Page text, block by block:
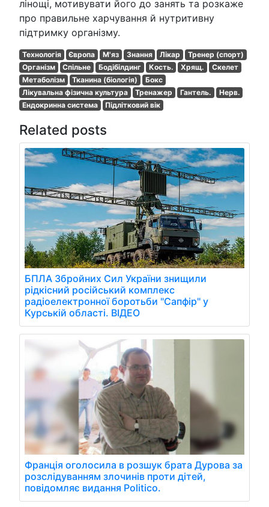
лінощі, мотивувати його до занять та розкаже
про правильне харчування й нутритивну
підтримку організму.
Технологія Європа М'яз Знання Лікар
Тренер (спорт)
Організм
Спільне Бодібілдинг Кость. Хрящ.
Скелет
Метаболізм
Тканина (біологія)
Бокс
Лікувальна фізична культура
Тренажер Гантель.
Нерв.
Ендокринна система
Підлітковий вік
Related posts
БПЛА Збройних Сил України знищили
рідкісний російський комплекс
радіоелектронної боротьби "Сапфір" у
Курській області. ВІДЕО
Франція оголосила в розшук брата Дурова за
розслідуванням злочинів проти дітей,
повідомляє видання Politico.